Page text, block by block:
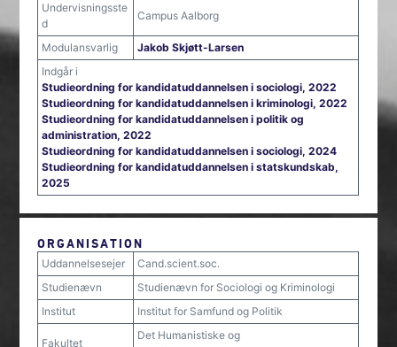
Undervisningsste
d
Campus Aalborg
Modulansvarlig
Jakob Skjøtt-Larsen
Indgår i
Studieordning for kandidatuddannelsen i sociologi, 2022
Studieordning for kandidatuddannelsen i kriminologi, 2022
Studieordning for kandidatuddannelsen i politik og
administration, 2022
Studieordning for kandidatuddannelsen i sociologi, 2024
Studieordning for kandidatuddannelsen i statskundskab,
2025
ORGANISATION
Uddannelsesejer
Cand.scient.soc.
Studienævn
Studienævn for Sociologi og Kriminologi
Institut
Institut for Samfund og Politik
Fakultet
Det Humanistiske og